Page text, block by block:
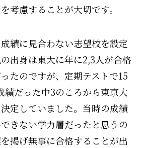
考慮することが大切です。
績に見合わない志望校を設定
出身は東大に年に2,3人が合格
たのですが、定期テストで15
績だった中3のころから東京大
定していました。当時の成績
きない学力層だったと思うの
掲げ無事に合格することが出